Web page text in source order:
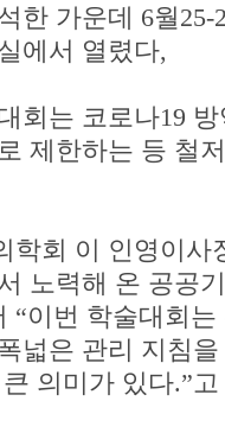
한 가운데 6월
에서 열렸다,
회는 코로나19
제한하는 등 철
학회 이 인영이사
노력해 온 공공
“이번 학술대회
넓은 관리 지침
의미가 있다.”고